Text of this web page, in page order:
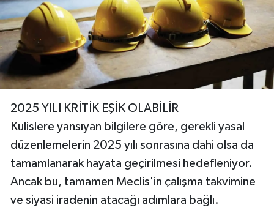
2025 YILI KRİTİK EŞİK OLABİLİR
Kulislere yansıyan bilgilere göre, gerekli yasal
düzenlemelerin 2025 yılı sonrasına dahi olsa da
tamamlanarak hayata geçirilmesi hedefleniyor.
Ancak bu, tamamen Meclis'in çalışma takvimine
ve siyasi iradenin atacağı adımlara bağlı.